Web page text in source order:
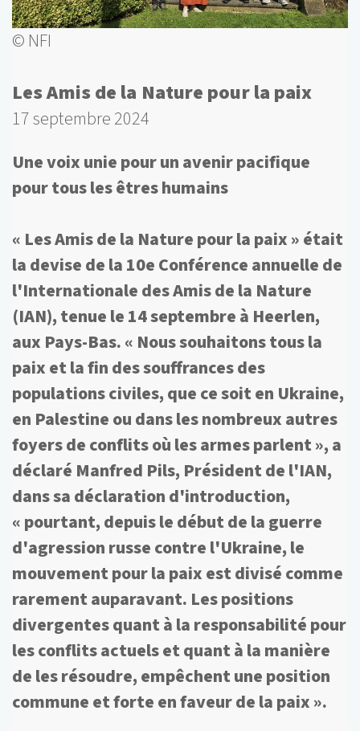
© NFI
Les Amis de la Nature pour la paix
17 septembre 2024
Une voix unie pour un avenir pacifique
pour tous les êtres humains
« Les Amis de la Nature pour la paix » était
la devise de la 10e Conférence annuelle de
l'Internationale des Amis de la Nature
(IAN), tenue le 14 septembre à Heerlen,
aux Pays-Bas. « Nous souhaitons tous la
paix et la fin des souffrances des
populations civiles, que ce soit en Ukraine,
en Palestine ou dans les nombreux autres
foyers de conflits où les armes parlent », a
déclaré Manfred Pils, Président de l'IAN,
dans sa déclaration d'introduction,
« pourtant, depuis le début de la guerre
d'agression russe contre l'Ukraine, le
mouvement pour la paix est divisé comme
rarement auparavant. Les positions
divergentes quant à la responsabilité pour
les conflits actuels et quant à la manière
de les résoudre, empêchent une position
commune et forte en faveur de la paix ».